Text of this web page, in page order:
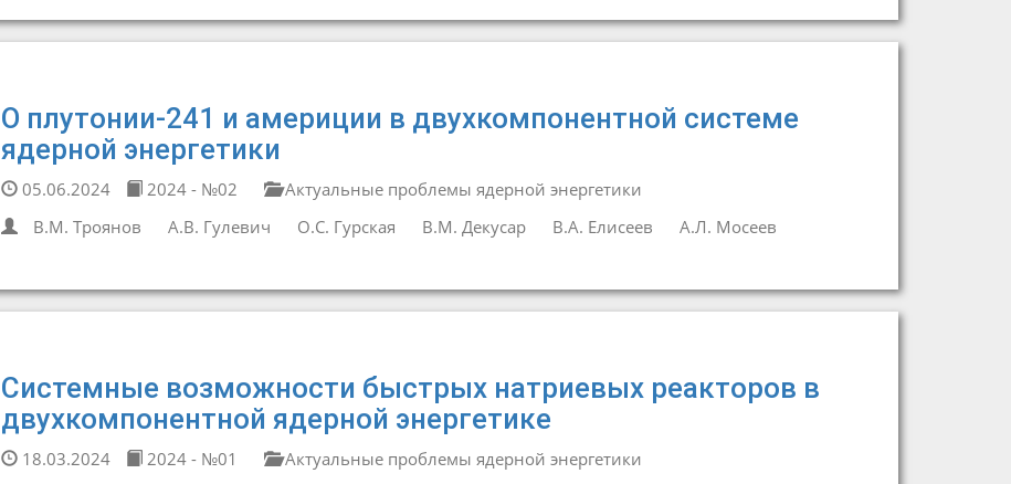
О плутонии-241 и америции в двухкомпонентной системе
ядерной энергетики
05.06.2024 2024 - №02
Актуальные проблемы ядерной энергетики
В.М. Троянов
А.В. Гулевич О.С. Гурская В.М. Декусар В.А. Елисеев А.Л. Мосеев
Системные возможности быстрых натриевых реакторов в
двухкомпонентной ядерной энергетике
18.03.2024 2024 - №01
Актуальные проблемы ядерной энергетики